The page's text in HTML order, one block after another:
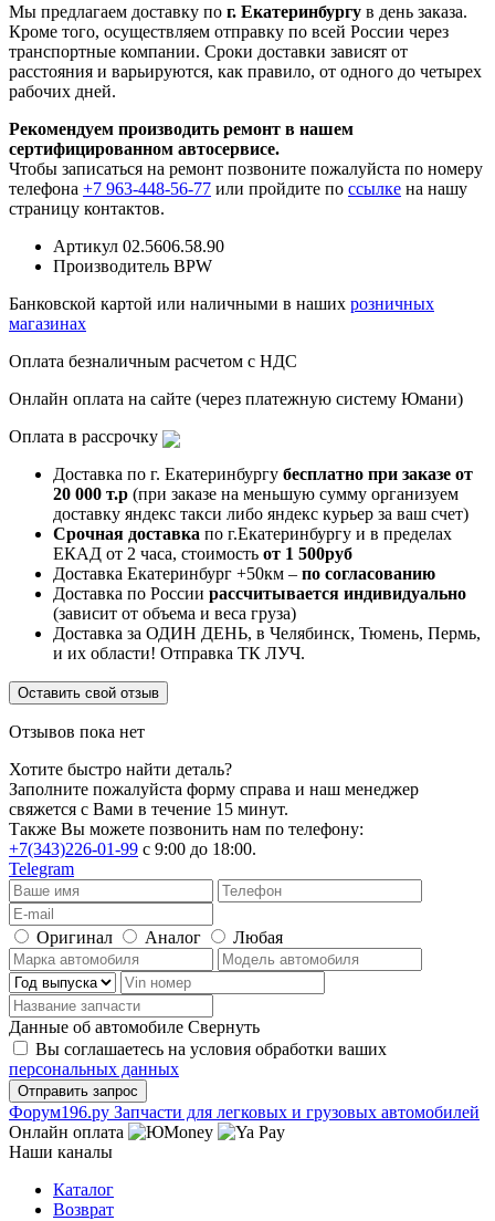
Мы предлагаем доставку по г. Екатеринбургу в день заказа.
Кроме того, осуществляем отправку по всей России через
транспортные компании. Сроки доставки зависят от
расстояния и варьируются, как правило, от одного до четырех
рабочих дней.
Рекомендуем производить ремонт в нашем
сертифицированном автосервисе.
Чтобы записаться на ремонт позвоните пожалуйста по номеру
телефона +7 963-448-56-77 или пройдите по ссылке на нашу
страницу контактов.
Артикул 02.5606.58.90
Производитель BPW
Банковской картой или наличными в наших розничных
магазинах
Оплата безналичным расчетом с НДС
Онлайн оплата на сайте (через платежную систему Юмани)
Оплата в рассрочку
Доставка по г. Екатеринбургу бесплатно при заказе от
20 000 т.р (при заказе на меньшую сумму организуем
доставку яндекс такси либо яндекс курьер за ваш счет)
Срочная доставка по г.Екатеринбургу и в пределах
ЕКАД от 2 часа, стоимость от 1 500руб
Доставка Екатеринбург +50км – по согласованию
Доставка по России рассчитывается индивидуально
(зависит от объема и веса груза)
Доставка за ОДИН ДЕНЬ, в Челябинск, Тюмень, Пермь,
и их области! Отправка ТК ЛУЧ.
Оставить свой отзыв
Отзывов пока нет
Хотите быстро найти деталь?
Заполните пожалуйста форму справа и наш менеджер
свяжется с Вами в течение 15 минут.
Также Вы можете позвонить нам по телефону:
+7(343)226-01-99 с 9:00 до 18:00.
Telegram
Оригинал Аналог Любая
Данные об автомобиле Свернуть
Вы соглашаетесь на условия обработки ваших
персональных данных
Фoрум196.ру Запчасти для легковых и грузовых автомобилей
Онлайн оплата
Наши каналы
Каталог
Возврат